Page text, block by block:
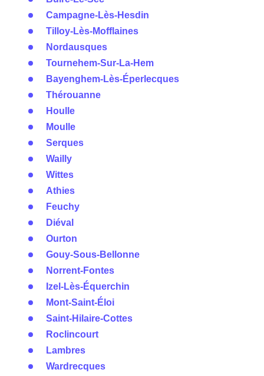
Campagne-Lès-Hesdin
Tilloy-Lès-Mofflaines
Nordausques
Tournehem-Sur-La-Hem
Bayenghem-Lès-Éperlecques
Thérouanne
Houlle
Moulle
Serques
Wailly
Wittes
Athies
Feuchy
Diéval
Ourton
Gouy-Sous-Bellonne
Norrent-Fontes
Izel-Lès-Équerchin
Mont-Saint-Éloi
Saint-Hilaire-Cottes
Roclincourt
Lambres
Wardrecques